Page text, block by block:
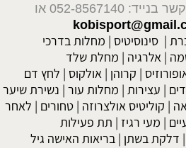
052-8567140
או
| סינוסיטיס | מחלות בדרכי
| אלרגיה | מחלת שלד
| קרוהן | אולקוס | לחץ דם
| עצירות | מחלות עור | נשירת שיער
| קוליטיס אולצרוזה |טחורים | לאחר
| מעי רגיז | תת פעילות
| דלקת בשתן | בריאות האישה גיל